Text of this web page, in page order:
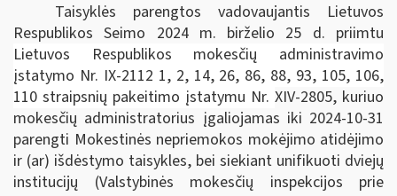
Taisyklės parengtos vadovaujantis
Lietuvos
Respublikos Seimo 2024 m. birželio 25 d. priimtu
Lietuvos Respublikos mokesčių administravimo
įstatymo Nr. IX-2112 1, 2, 14, 26, 86, 88, 93, 105, 106,
110 straipsnių pakeitimo įstatymu Nr. XIV-2805, kuriuo
mokesčių administratorius įgaliojamas iki 2024-10-31
parengti Mokestinės nepriemokos mokėjimo atidėjimo
ir (ar) išdėstymo taisykles, bei siekiant unifikuoti dviejų
institucijų (Valstybinės mokesčių inspekcijos prie